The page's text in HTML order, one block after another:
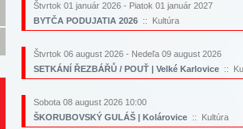
Štvrtok 01 január 2026 - Piatok 01 január 2027
BYTČA PODUJATIA 2026:: Kultúra
Štvrtok 06 august 2026 - Nedeľa 09 august 2026
SETKÁNÍ ŘEZBÁŘŮ / POUŤ | Velké Karlovice::
Sobota 08 august 2026 10:00
ŠKORUBOVSKÝ GULÁŠ | Kolárovice:: Kultúra